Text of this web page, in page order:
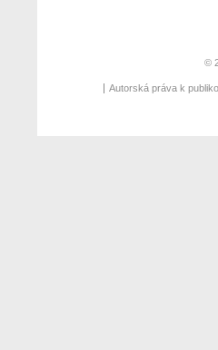
©
Autorská práva k